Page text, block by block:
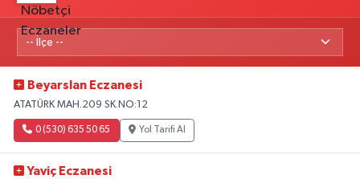
Beyarslan Eczanesi
ATATÜRK MAH.209 SK.NO:12
0 (530) 635 50 65 Yol Tarifi Al
Yaviç Eczanesi